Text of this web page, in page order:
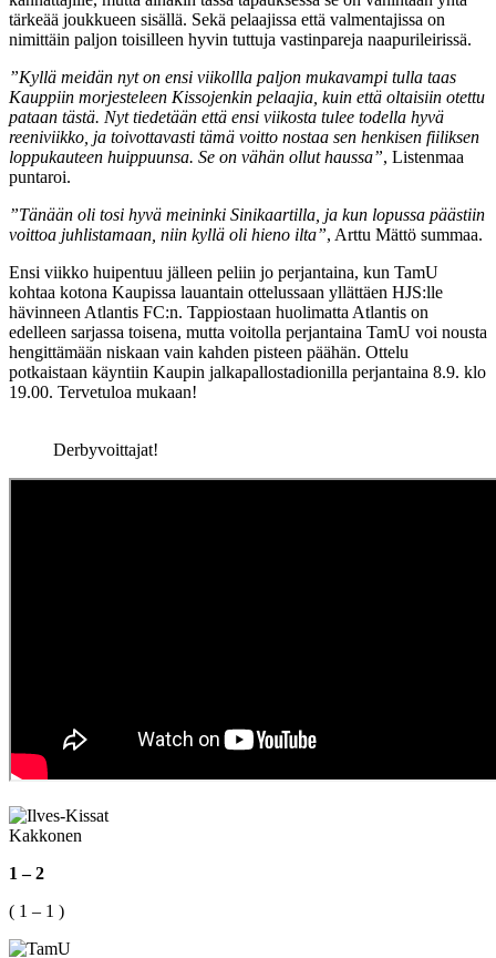
tärkeää joukkueen sisällä. Sekä pelaajissa että valmentajissa on
nimittäin paljon toisilleen hyvin tuttuja vastinpareja naapurileirissä.
”Kyllä meidän nyt on ensi viikollla paljon mukavampi tulla taas
Kauppiin morjesteleen Kissojenkin pelaajia, kuin että oltaisiin otettu
pataan tästä. Nyt tiedetään että ensi viikosta tulee todella hyvä
reeniviikko, ja toivottavasti tämä voitto nostaa sen henkisen fiiliksen
loppukauteen huippuunsa. Se on vähän ollut haussa”, Listenmaa
puntaroi.
”Tänään oli tosi hyvä meininki Sinikaartilla, ja kun lopussa päästiin
voittoa juhlistamaan, niin kyllä oli hieno ilta”, Arttu Mättö summaa.
Ensi viikko huipentuu jälleen peliin jo perjantaina, kun TamU
kohtaa kotona Kaupissa lauantain ottelussaan yllättäen HJS:lle
hävinneen Atlantis FC:n. Tappiostaan huolimatta Atlantis on
edelleen sarjassa toisena, mutta voitolla perjantaina TamU voi nousta
hengittämään niskaan vain kahden pisteen päähän. Ottelu
potkaistaan käyntiin Kaupin jalkapallostadionilla perjantaina 8.9. klo
19.00. Tervetuloa mukaan!
Derbyvoittajat!
Kakkonen
1 – 2
( 1 – 1 )